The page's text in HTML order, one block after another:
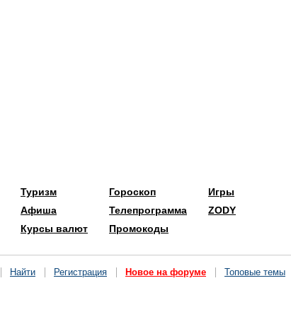
Туризм
Афиша
Курсы валют
Гороскоп
Телепрограмма
Промокоды
Игры
ZODY
Найти Регистрация Новое на форуме Топовые темы